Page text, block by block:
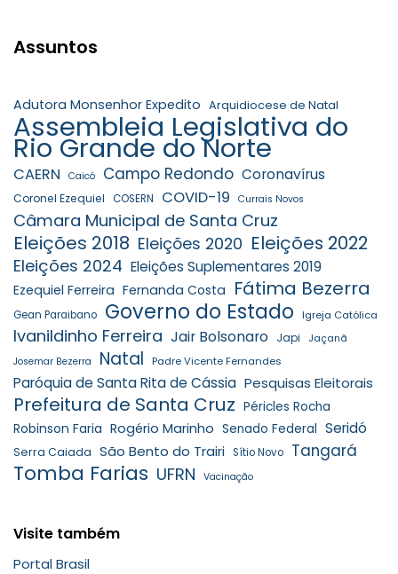
Assuntos
Adutora Monsenhor Expedito Arquidiocese de Natal
Assembleia Legislativa do
Rio Grande do Norte
CAERN Caicó Campo Redondo Coronavírus
Coronel Ezequiel COSERN COVID-19 Currais Novos
Câmara Municipal de Santa Cruz
Eleições 2018 Eleições 2020 Eleições 2022
Eleições 2024 Eleições Suplementares 2019
Ezequiel Ferreira Fernanda Costa Fátima Bezerra
Gean Paraibano Governo do Estado Igreja Católica
Ivanildinho Ferreira Jair Bolsonaro Japi Jaçanã
Josemar Bezerra Natal Padre Vicente Fernandes
Paróquia de Santa Rita de Cássia Pesquisas Eleitorais
Prefeitura de Santa Cruz Péricles Rocha
Robinson Faria Rogério Marinho Senado Federal Seridó
Serra Caiada São Bento do Trairi Sítio Novo Tangará
Tomba Farias UFRN Vacinação
Visite também
Portal Brasil